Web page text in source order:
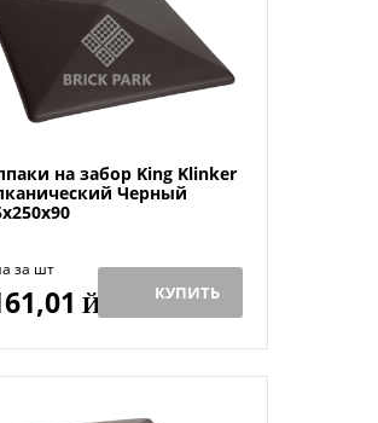
на забор King Klinker
Черный
за шт
Й КУПИТЬ